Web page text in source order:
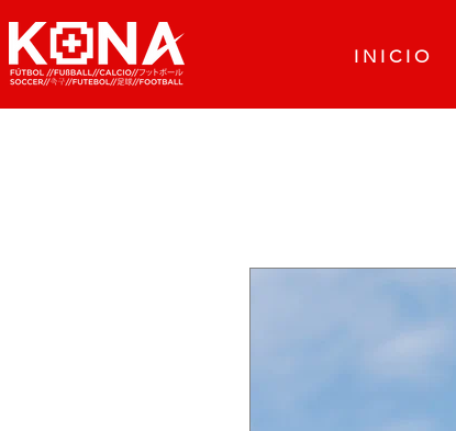
I N I C I O